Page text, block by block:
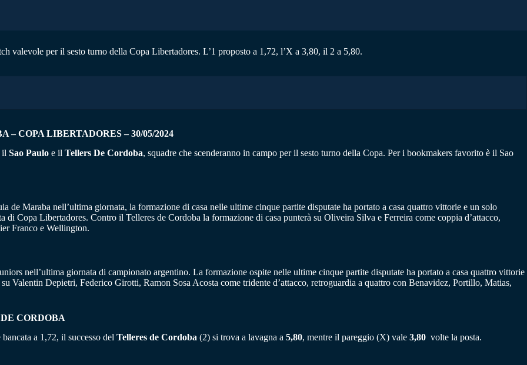
valevole per il sesto turno della Copa Libertadores. L’1 proposto a 1,72, l’X a 3,80, il 2 a 5,80.
– COPA LIBERTADORES – 30/05/2024
il Sao Paulo e il Tellers De Cordoba, squadre che scenderanno in campo per il sesto turno della Copa. Per i bookmakers favorito è il Sao
de Maraba nell’ultima giornata, la formazione di casa nelle ultime cinque partite disputate ha portato a casa quattro vittorie e un solo
Copa Libertadores. Contro il Telleres de Cordoba la formazione di casa punterà su Oliveira Silva e Ferreira come coppia d’attacco,
Franco e Wellington.
nell’ultima giornata di campionato argentino. La formazione ospite nelle ultime cinque partite disputate ha portato a casa quattro vittorie
Valentin Depietri, Federico Girotti, Ramon Sosa Acosta come tridente d’attacco, retroguardia a quattro con Benavidez, Portillo, Matias,
CORDOBA
a 1,72, il successo del Telleres de Cordoba (2) si trova a lavagna a 5,80, mentre il pareggio (X) vale 3,80 volte la posta.